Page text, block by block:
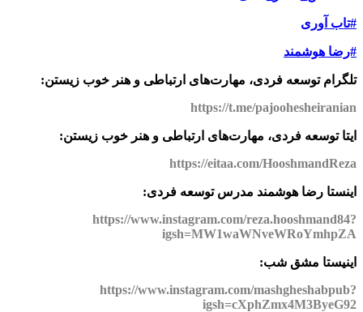
#تاب آوری
#رضا هوشمند
تلگرام توسعه فردی، مهارت‌های ارتباطی و هنر خوب زیستن:
https://t.me/pajoohesheiranian
ایتا توسعه فردی، مهارت‌های ارتباطی و هنر خوب زیستن:
https://eitaa.com/HooshmandReza
اینستا رضا هوشمند مدرس توسعه فردی:
https://www.instagram.com/reza.hooshmand84?
igsh=MW1waWNveWRoYmhpZA
اینیستا مشق شب:
https://www.instagram.com/mashgheshabpub?
igsh=cXphZmx4M3ByeG92